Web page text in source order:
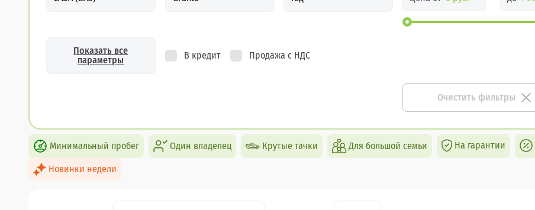
Показать все
параметры
В кредит Продажа с НДС
Очистить фильтры
Минимальный пробег Один владелец Крутые тачки Для большой семьи На гарантии
Новинки недели